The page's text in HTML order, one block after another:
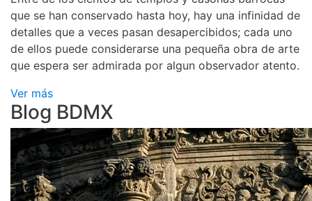
que se han conservado hasta hoy, hay una infinidad de
detalles que a veces pasan desapercibidos; cada uno
de ellos puede considerarse una pequeña obra de arte
que espera ser admirada por algun observador atento.
Ver más
Blog BDMX